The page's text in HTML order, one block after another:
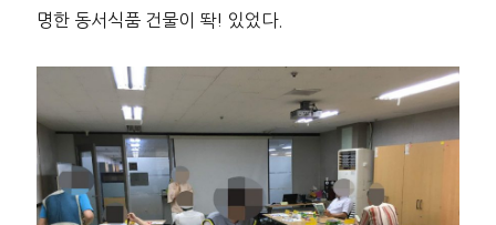
명한 동서식품 건물이 똭! 있었다.